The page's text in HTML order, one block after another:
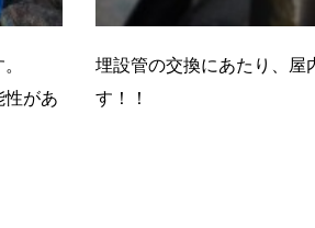
があ
埋設管の交換にあたり、屋
す！！